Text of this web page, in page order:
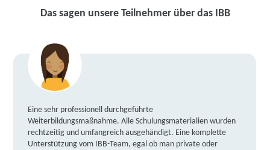
Das sagen unsere Teilnehmer über das IBB
Eine sehr professionell durchgeführte
Weiterbildungsmaßnahme. Alle Schulungsmaterialien wurden
rechtzeitig und umfangreich ausgehändigt. Eine komplette
Unterstützung vom IBB-Team, egal ob man private oder